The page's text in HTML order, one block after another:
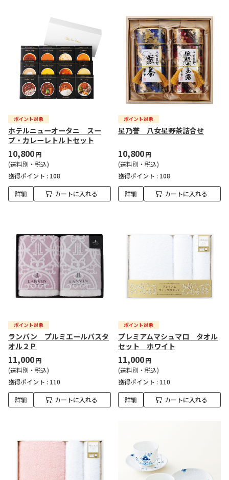
ホテルニューオータニ スー
プ・カレーレトルトセット
10,800円
(送料別・税込)
獲得ポイント : 108
詳細 カートに入れる
星乃誉 八女星野茶詰合せ
10,800円
(送料別・税込)
獲得ポイント : 108
詳細 カートに入れる
ランバン プルミエールバスタ
オル２Ｐ
11,000円
(送料別・税込)
獲得ポイント : 110
詳細 カートに入れる
プレミアムマシュマロ タオル
セット ホワイト
11,000円
(送料別・税込)
獲得ポイント : 110
詳細 カートに入れる